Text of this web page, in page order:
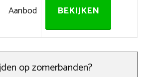
Aanbod BEKIJKEN
op zomerbanden?